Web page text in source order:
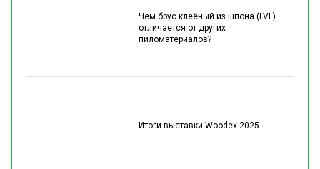
Чем брус клеёный из шпона (LVL)
отличается от других
пиломатериалов?
Итоги выставки Woodex 2025